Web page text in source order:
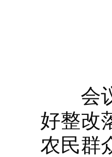
会议
好整改
农民群